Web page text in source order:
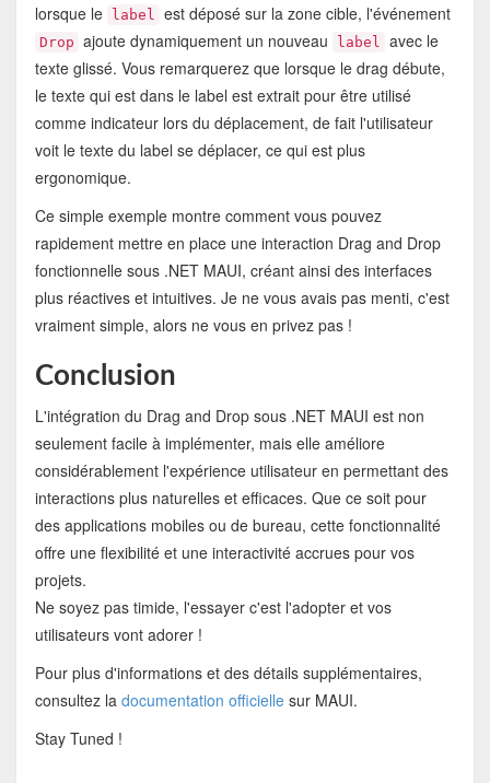
lorsque le
label est déposé sur la zone cible, l'événement
Drop ajoute dynamiquement un nouveau label
avec le
texte glissé. Vous remarquerez que lorsque le drag débute,
le texte qui est dans le label est extrait pour être utilisé
comme indicateur lors du déplacement, de fait l'utilisateur
voit le texte du label se déplacer, ce qui est plus
ergonomique.
Ce simple exemple montre comment vous pouvez
rapidement mettre en place une interaction Drag and Drop
fonctionnelle sous .NET MAUI, créant ainsi des interfaces
plus réactives et intuitives. Je ne vous avais pas menti, c'est
vraiment simple, alors ne vous en privez pas !
Conclusion
L'intégration du Drag and Drop sous .NET MAUI est non
seulement facile à implémenter, mais elle améliore
considérablement l'expérience utilisateur en permettant des
interactions plus naturelles et efficaces. Que ce soit pour
des applications mobiles ou de bureau, cette fonctionnalité
offre une flexibilité et une interactivité accrues pour vos
projets.
Ne soyez pas timide, l'essayer c'est l'adopter et vos
utilisateurs vont adorer !
Pour plus d'informations et des détails supplémentaires,
consultez la documentation officiellesur MAUI.
Stay Tuned !